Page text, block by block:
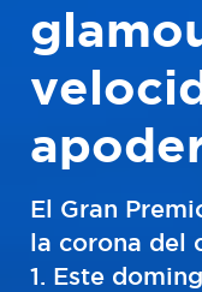
El Gran
la corona del
1. Este